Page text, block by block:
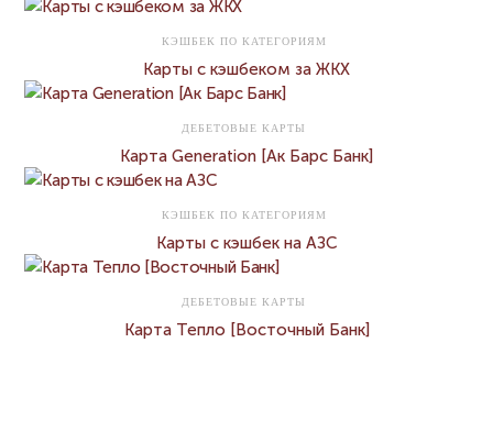
КЭШБЕК ПО КАТЕГОРИЯМ
Карты с кэшбеком за ЖКХ
ДЕБЕТОВЫЕ КАРТЫ
Карта Generation [Ак Барс Банк]
КЭШБЕК ПО КАТЕГОРИЯМ
Карты с кэшбек на АЗС
ДЕБЕТОВЫЕ КАРТЫ
Карта Тепло [Восточный Банк]